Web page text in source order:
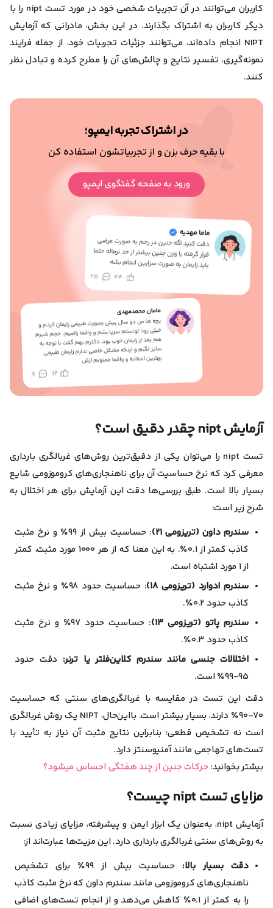
کاربران می‌توانند در آن تجربیات شخصی خود در مورد تست nipt را با
دیگر کاربران به اشتراک بگذارند. در این بخش، مادرانی که آزمایش
NIPT انجام داده‌اند، می‌توانند جزئیات تجربیات خود، از جمله فرایند
نمونه‌گیری، تفسیر نتایج و چالش‌های آن را مطرح کرده و تبادل نظر
کنند.
در اشتراک تجربه ایمپو؛
با بقیه حرف بزن و از تجربیاتشون استفاده کن
ورود به صفحه گفتگوی ایمپو
آزمایش nipt چقدر دقیق است؟
تست nipt را می‌توان یکی از دقیق‌ترین روش‌های غربالگری بارداری
معرفی کرد که نرخ حساسیتآن برای ناهنجاری‌های کروموزومی شایع
بسیار بالا است. طبق بررسی‌ها دقت این آزمایش برای هر اختلال به
شرح زیر است:
سندرم داون (تریزومی ۲۱)
: حساسیت بیش از ۹۹٪ و نرخ مثبت
کاذب کمتر از ۰.۱٪. به این معنا که از هر ۱۰۰۰ مورد مثبت، کمتر
از ۱ مورد اشتباه است.
سندرم ادوارد (تریزومی ۱۸)
: حساسیت حدود ۹۸٪ و نرخ مثبت
کاذب حدود ۰.۲٪.
سندرم پاتو (تریزومی ۱۳)
: حساسیت حدود ۹۷٪ و نرخ مثبت
کاذب حدود ۰.۳٪.
اختلالات جنسی مانند سندرم کلاین‌فلتر یا ترنر: دقت حدود
۹۵-۹۹٪ است.
دقت این تست در مقایسه با غربالگری‌های سنتی که حساسیت
۷۰-۹۰٪ دارند، بسیار بیشتر است
. با‌این‌حال، NIPT یک روش غربالگری
است نه تشخیص قطعی؛ بنابرایننتایج مثبت آن نیاز به تأیید با
تست‌های تهاجمی مانند آمنیوسنتز دارد.
بیشتر بخوانید: حرکات جنین از چند هفتگی احساس میشود؟
مزایای تست nipt چیست؟
آزمایش nipt، به‌عنوان یک ابزار ایمن و پیشرفته، مزایای زیادی نسبت
به روش‌های سنتی غربالگری بارداری دارد. این مزیت‌ها عبارت‌اند از:
دقت بسیار بالا:
حساسیت بیش از ۹۹٪ برای تشخیص
ناهنجاری‌های کروموزومی مانند سندرم داون که نرخ مثبت کاذب
را به کمتر از ۰.۱٪ کاهش می‌دهد و از انجام تست‌های اضافی